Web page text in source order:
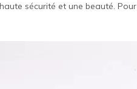
sécurité et une beauté.